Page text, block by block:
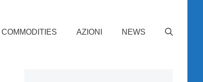
COMMODITIES AZIONI NEWS